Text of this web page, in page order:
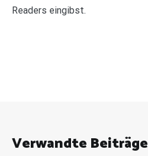
Readers eingibst.
Verwandte Beiträge